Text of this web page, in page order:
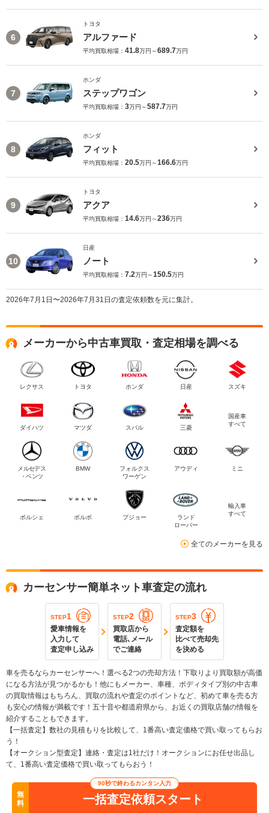
6
トヨタ
アルファード
平均買取相場： 41.8万円～689.7万円
7
ホンダ
ステップワゴン
平均買取相場： 3万円～587.7万円
8
ホンダ
フィット
平均買取相場： 20.5万円～166.6万円
9
トヨタ
アクア
平均買取相場： 14.6万円～236万円
10
日産
ノート
平均買取相場： 7.2万円～150.5万円
2026年7月1日〜2026年7月31日の査定依頼数を元に集計。
メーカーから中古車買取・査定相場を調べる
レクサス トヨタ ホンダ 日産 スズキ
ダイハツ マツダ スバル 三菱
国産車
すべて
メルセデス
・ベンツ
BMW
フォルクス
ワーゲン
アウディ ミニ
ポルシェ ボルボ プジョー
ランド
ローバー
輸入車
すべて
全てのメーカーを見る
カーセンサー簡単ネット車査定の流れ
STEP1
愛車情報を
入力して
査定申し込み
STEP2
買取店から
電話､メール
でご連絡
STEP3
査定額を
比べて売却先
を決める
車を売るならカーセンサーへ！選べる2つの売却方法！下取りより買取額が高価
になる方法が見つかるかも！他にもメーカー、車種、ボディタイプ別の中古車
の買取情報はもちろん、買取の流れや査定のポイントなど、初めて車を売る方
も安心の情報が満載です！五十音や都道府県から、お近くの買取店舗の情報を
紹介することもできます。
【一括査定】数社の見積もりを比較して、1番高い査定価格で買い取ってもらお
う！
【オークション型査定】連絡・査定は1社だけ！オークションにお任せ出品し
て、1番高い査定価格で買い取ってもらおう！
無
料
90秒で終わるカンタン入力
一括査定依頼スタート